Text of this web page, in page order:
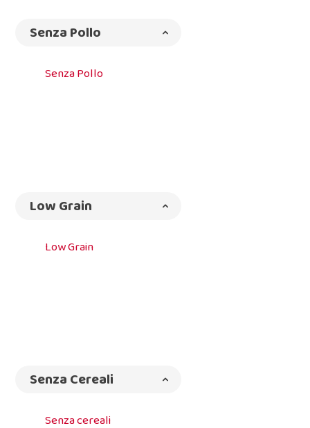
Senza Pollo
Senza Pollo
Low Grain
Low Grain
Senza Cereali
Senza cereali